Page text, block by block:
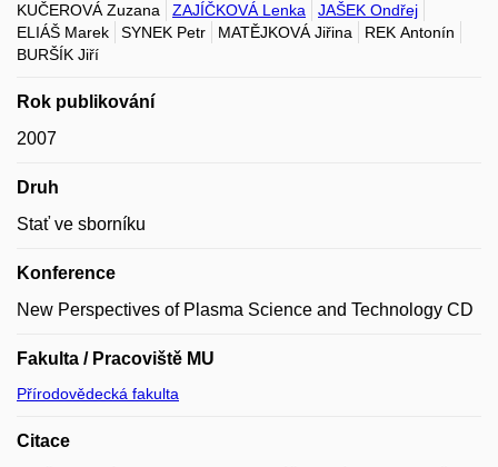
KUČEROVÁ Zuzana ZAJÍČKOVÁ Lenka
JAŠEK Ondřej
ELIÁŠ Marek
SYNEK Petr MATĚJKOVÁ Jiřina
REK Antonín
BURŠÍK Jiří
Rok publikování
2007
Druh
Stať ve sborníku
Konference
New Perspectives of Plasma Science and Technology CD
Fakulta / Pracoviště MU
Přírodovědecká fakulta
Citace